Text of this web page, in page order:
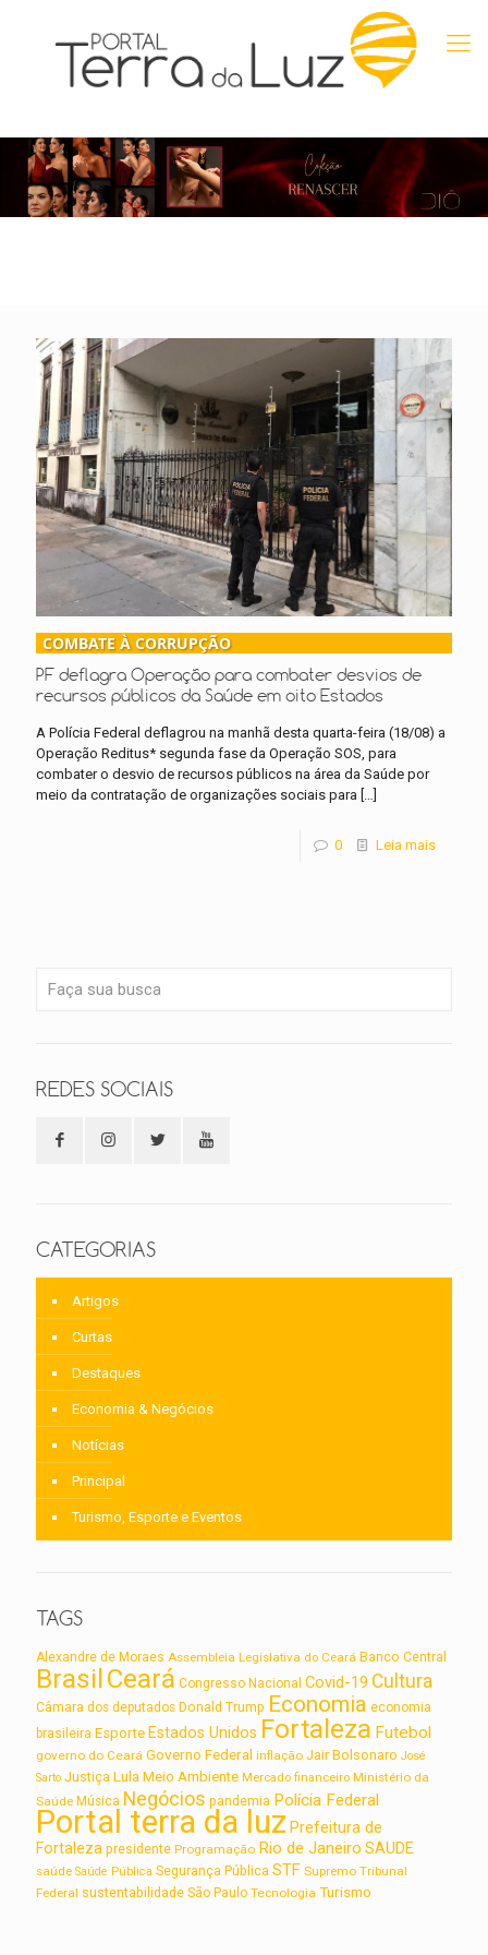
COMBATE À CORRUPÇÃO
PF deflagra Operação para combater desvios de
recursos públicos da Saúde em oito Estados
A Polícia Federal deflagrou na manhã desta quarta-feira (18/08) a
Operação Reditus* segunda fase da Operação SOS, para
combater o desvio de recursos públicos na área da Saúde por
meio da contratação de organizações sociais para […]
0 Leia mais
REDES SOCIAIS
CATEGORIAS
Artigos
Curtas
Destaques
Economia & Negócios
Notícias
Principal
Turismo, Esporte e Eventos
TAGS
Alexandre de Moraes Assembleia Legislativa do Ceará Banco Central
BrasilCeará Congresso Nacional Covid-19 Cultura
Câmara dos deputados Donald Trump Economia economia
brasileira Esporte Estados Unidos Fortaleza Futebol
governo do Ceará Governo Federal inflação Jair Bolsonaro José
Sarto Justiça Lula Meio Ambiente Mercado financeiro Ministério da
Saúde Música Negócios pandemia Polícia Federal
Portal terra da luz Prefeitura de
Fortaleza presidente Programação Rio de Janeiro SAUDE
saúde Saúde Pública Segurança Pública STF Supremo Tribunal
Federal sustentabilidade São Paulo Tecnologia Turismo